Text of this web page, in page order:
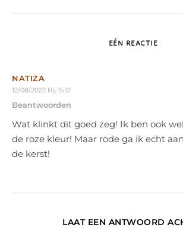
EÉN REACTIE
NATIZA
12/08/2022 Bij 15:12
Beantwoorden
Wat klinkt dit goed zeg! Ik ben ook
de roze kleur! Maar rode ga ik echt
de kerst!
LAAT EEN ANTWOORD